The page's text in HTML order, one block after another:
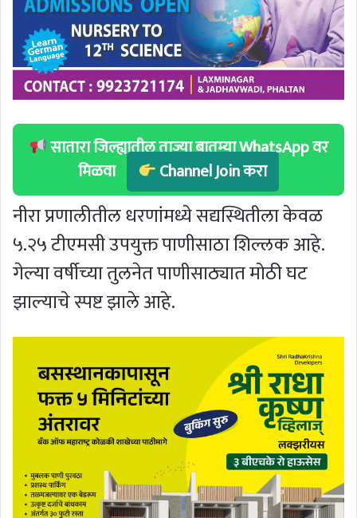
सातारा जिल्ह्यातील ताज्या बातम्या WhatsApp वर
मिळवा
Channel Join करा
नीरा प्रणालीतील धरणांमध्ये सद्यस्थितीला केवळ
५.२५ टीएमसी उपयुक्त पाणीसाठा शिल्लक आहे.
गेल्या वर्षीच्या तुलनेत पाणीसाठ्यात मोठी घट
झाल्याचे स्पष्ट झाले आहे.